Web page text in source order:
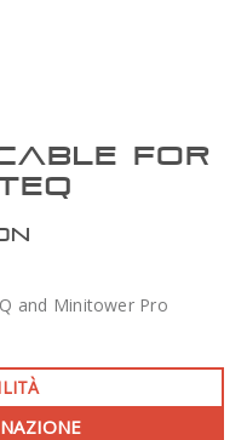
FOR
and Minitower Pro